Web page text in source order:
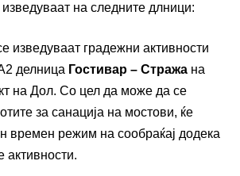
на следните длници:
изведуваат градежни активности
делница Гостивар – Стража на
на Дол. Со цел да може да се
за санација на мостови, ќе
времен режим на сообраќај додека
активности.